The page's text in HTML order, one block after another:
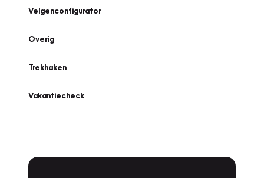
Velgenconfigurator
Overig
Trekhaken
Vakantiecheck